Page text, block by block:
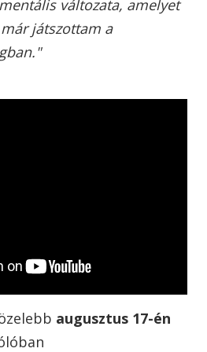
változata, amelyet
játszottam a
augusztus 17-én